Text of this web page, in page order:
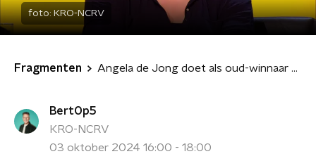
foto: KRO-NCRV
Fragmenten Angela de Jong doet als oud-winnaar mee aan De slimste mens
BertOp5
KRO-NCRV
03 oktober 2024 16:00 - 18:00